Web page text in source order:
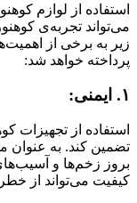
می‌تواند تجربه‌ی
زیر به برخی از
پرداخته خواهد شد:
۱. ایمنی:
استفاده از تجهیزات
تضمین کند. به عنوان
بروز زخم‌ها و
کیفیت می‌تواند از